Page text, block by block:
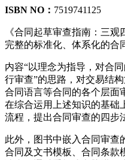
ISBN NO： 7519741125
《合同起草审查指南：三
完整的标准化、体系化的合
内容“以理念为指导，对合
行审查”的思路，对交易结
合同语言等合同的各个层面
在综合运用上述知识的基础
流程，提出合同审查的四步
此外，图书中嵌入合同审查
合同及文书模板、合同条款